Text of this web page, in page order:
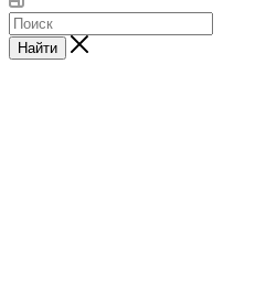
Найти